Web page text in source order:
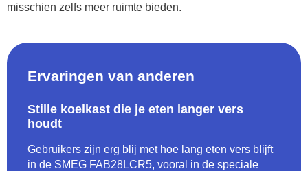
misschien zelfs meer ruimte bieden.
Ervaringen van anderen
Stille koelkast die je eten langer vers
houdt
Gebruikers zijn erg blij met hoe lang eten vers blijft
in de SMEG FAB28LCR5, vooral in de speciale